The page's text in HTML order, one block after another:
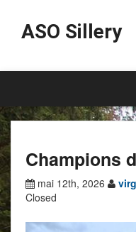
ASO Sillery
Champions
mai 12th, 2026
Closed